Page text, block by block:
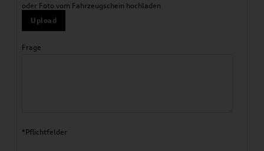
oder Foto vom Fahrzeugschein hochladen
Upload
Frage
*Pflichtfelder